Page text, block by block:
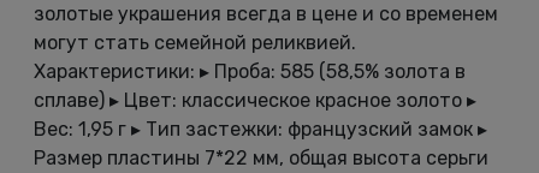
золотые украшения всегда в цене и со временем
могут стать семейной реликвией.
Характеристики: ▸ Проба: 585 (58,5% золота в
сплаве) ▸ Цвет: классическое красное золото ▸
Вес: 1,95 г ▸ Тип застежки: французский замок ▸
Размер пластины 7*22 мм, общая высота серьги